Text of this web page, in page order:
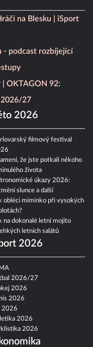
na Blesku
iSport
- podcast rozbíjející
OKTAGON 92:
2026/27
2026
filmový festival
že jste potkali někoho
života
úkazy 2026:
slunce a další
obléci miminko při vysokých
na dokonalé letní mojito
letních salátů
2026
2026/27
2026
2026
2026
2026
2026